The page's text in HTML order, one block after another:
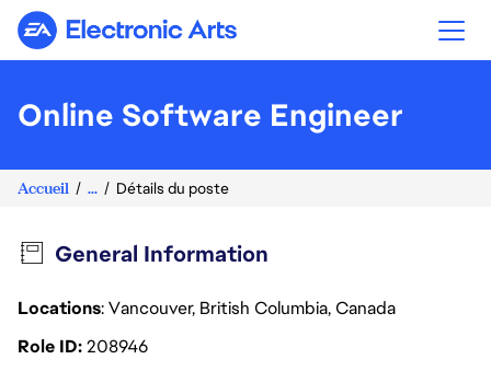
Electronic Arts
Online Software Engineer
Accueil ... Détails du poste
General Information
Locations: Vancouver, British Columbia, Canada
Role ID208946